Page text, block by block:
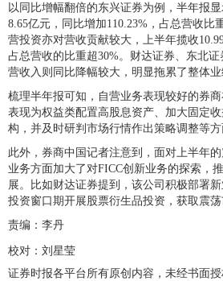
以同比增幅翻倍的东兴证券为例，半年报
8.65亿元，同比增加110.23%，占总营收比
营投资亦对营收贡献较大，上半年揽收
占总营收的比重超30%。财达证券、东北
营收入则同比降幅较大，明显拖累了整体业
梳理半年报可知，自营业务表现较好的券
表现为权益类配置高股息资产、加大固定
构，并及时研判市场行情作出策略调整等方
此外，券商中国记者注意到，面对上半年
业务方面加大了对FICC创新业务的探索，
展。比如财达证券提到，该公司积极部署
投资窗口期开展股票衍生品投资，获取震荡
责编：李丹
校对：刘星莹
证券时报各平台所有原创内容，未经书面